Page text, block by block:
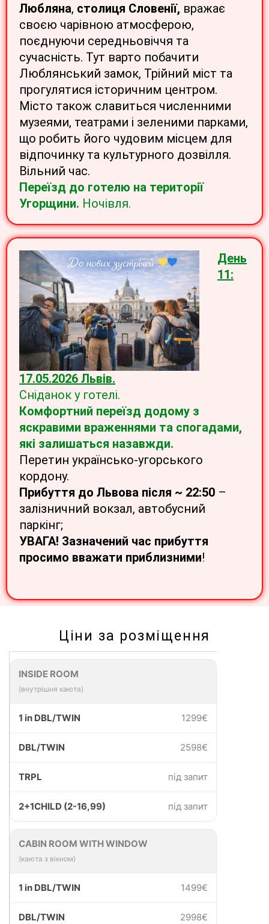
Любляна, столиця Словенії, вражає
своєю чарівною атмосферою,
поєднуючи середньовіччя та
сучасність. Тут варто побачити
Люблянський замок, Трійний міст та
прогулятися історичним центром.
Місто також славиться численними
музеями, театрами і зеленими парками,
що робить його чудовим місцем для
відпочинку та культурного дозвілля.
Вільний час.
Переїзд до готелю на території
Угорщини. Ночівля.
День
11:
17.05.2026 Львів.
Сніданок у готелі.
Комфортний переїзд додому з
яскравими враженнями та спогадами,
які залишаться назавжди.
Перетин українсько-угорського
кордону.
Прибуття до Львова після ~ 22:50 –
залізничний вокзал, автобусний
паркінг;
УВАГА! Зазначений час прибуття
просимо вважати приблизними!
Ціни за розміщення
INSIDE ROOM
(внутрішня каюта)
1299€
2598€
під запит
під запит
CABIN ROOM WITH WINDOW
(каюта з вікном)
1499€
2998€